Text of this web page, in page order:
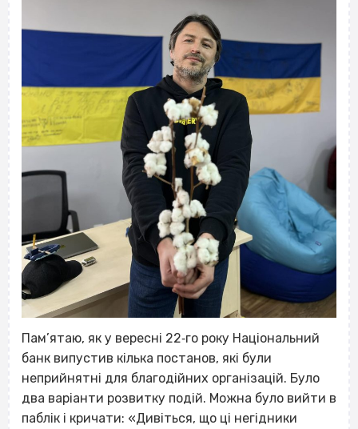
Пам’ятаю, як у вересні 22‐го року Національний
банк випустив кілька постанов, які були
неприйнятні для благодійних організацій. Було
два варіанти розвитку подій. Можна було вийти в
паблік і кричати: «Дивіться, що ці негідники